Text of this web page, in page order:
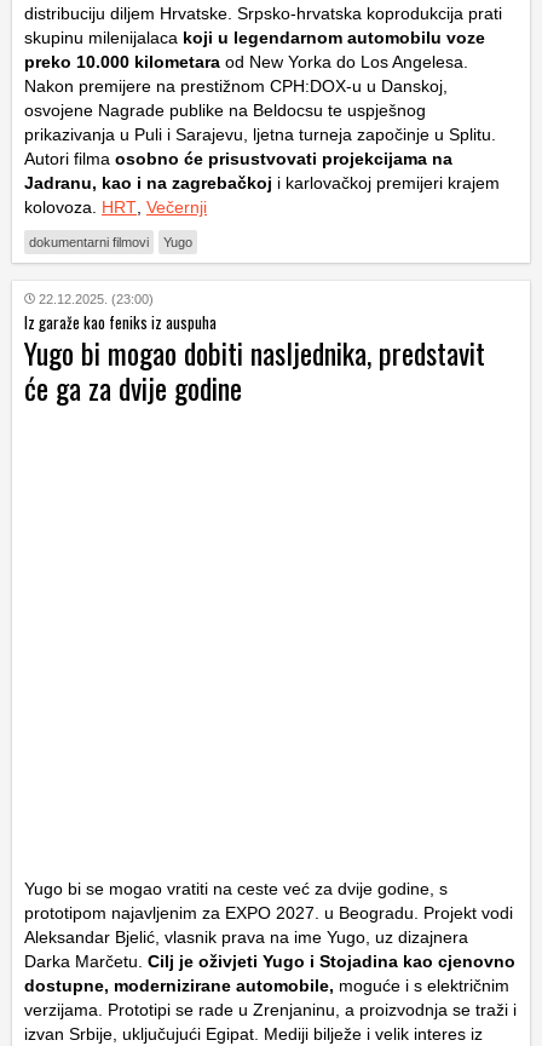
distribuciju diljem Hrvatske. Srpsko-hrvatska koprodukcija prati
skupinu milenijalaca koji u legendarnom automobilu voze
preko 10.000 kilometara od New Yorka do Los Angelesa.
Nakon premijere na prestižnom CPH:DOX-u u Danskoj,
osvojene Nagrade publike na Beldocsu te uspješnog
prikazivanja u Puli i Sarajevu, ljetna turneja započinje u Splitu.
Autori filma osobno će prisustvovati projekcijama na
Jadranu, kao i na zagrebačkoj i karlovačkoj premijeri krajem
kolovoza. HRT Večernji
dokumentarni filmovi Yugo
22.12.2025. (23:00)
Iz garaže kao feniks iz auspuha
Yugo bi mogao dobiti nasljednika, predstavit
će ga za dvije godine
Yugo bi se mogao vratiti na ceste već za dvije godine, s
prototipom najavljenim za EXPO 2027. u Beogradu. Projekt vodi
Aleksandar Bjelić, vlasnik prava na ime Yugo, uz dizajnera
Darka Marčetu. Cilj je oživjeti Yugo i Stojadina kao cjenovno
dostupne, modernizirane automobile, moguće i s električnim
verzijama. Prototipi se rade u Zrenjaninu, a proizvodnja se traži i
izvan Srbije, uključujući Egipat. Mediji bilježe i velik interes iz